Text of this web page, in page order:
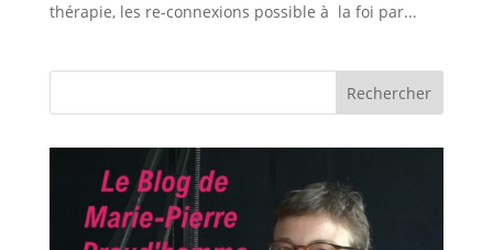
thérapie, les re-connexions possible à la foi par...